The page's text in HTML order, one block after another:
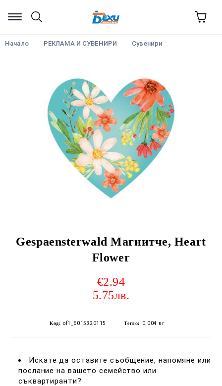
Начало РЕКЛАМА И СУВЕНИРИ Сувенири
Gespaensterwald Магнитче, Heart
Flower
€2.94
5.75лв.
Код: of1_6015320115 Тегло: 0.004 кг
Искате да оставите съобщение, напомяне или
послание на вашето семейство или
съквартиранти?